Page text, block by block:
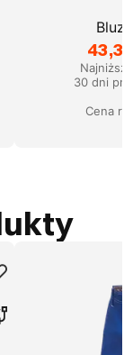
30 dni
Cena